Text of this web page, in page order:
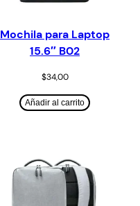
Mochila para Laptop
15.6″ B02
$34,00
Añadir al carrito